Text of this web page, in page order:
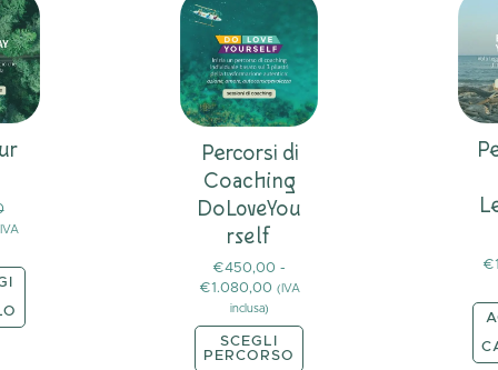
Percorsi di
Coaching
DoLoveYou
rself
€450,00 -
€1.080,00 (IVA
inclusa)
SCEGLI
PERCORSO
€